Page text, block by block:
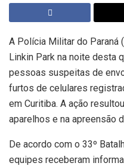
A Polícia Militar do Paraná
Linkin Park na noite desta
pessoas suspeitas de
furtos de celulares
em Curitiba. A ação
aparelhos e na apreensão
De acordo com o 33º
equipes receberam